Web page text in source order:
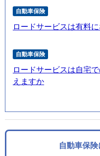
自動車保険
ロードサービスは有料
自動車保険
ロードサービスは自宅
えますか
自動車保